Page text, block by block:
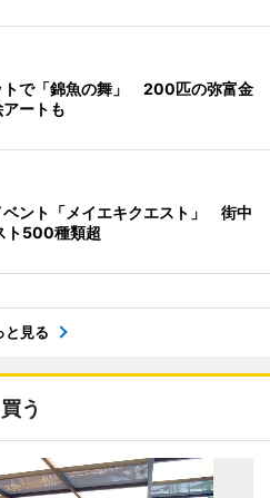
トで「錦魚の舞」 200匹の弥富金
ートも
ベント「メイエキクエスト」 街中
ト500種類超
と見る
買う